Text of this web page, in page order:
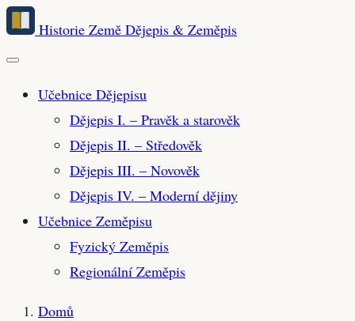
Přeskočit
hlavní
obsah
Historie Země Dějepis & Zeměpis
Učebnice Dějepisu
Dějepis I. – Pravěk a starověk
Dějepis II. – Středověk
Dějepis III. – Novověk
Dějepis IV. – Moderní dějiny
Učebnice Zeměpisu
Fyzický Zeměpis
Regionální Zeměpis
Domů